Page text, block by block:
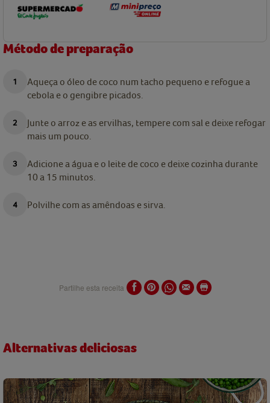
Método de preparação
Aqueça o óleo de coco num tacho pequeno e refogue a
cebola e o gengibre picados.
Junte o arroz e as ervilhas, tempere com sal e deixe refogar
mais um pouco.
Adicione a água e o leite de coco e deixe cozinha durante
10 a 15 minutos.
Polvilhe com as amêndoas e sirva.
Partilhe esta receita
Alternativas deliciosas